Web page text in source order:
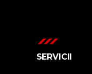
SERVICII